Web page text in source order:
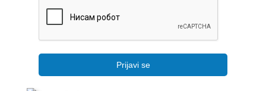
Prijavi se